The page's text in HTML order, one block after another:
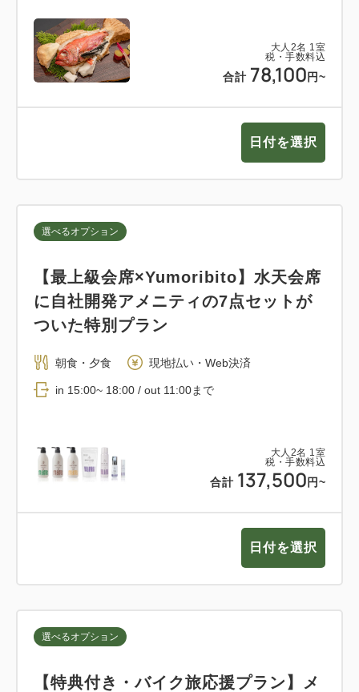
大人 2名 1 室
税・手数料込
合計 78,100 円~
日付を選択
大人 2名 1 室
税・手数料込
合計 137,500 円~
選べるオプション
【最上級会席×Yumoribito】水天会席
に自社開発アメニティの7点セットが
ついた特別プラン
朝食・夕食 現地払い・Web決済
in 15:00~ 18:00 / out 11:00まで
日付を選択
選べるオプション
【特典付き・バイク旅応援プラン】メ